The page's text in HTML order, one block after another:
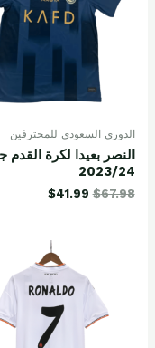
الدوري السعودي للمحترفين
النصر بعيدا لكرة
2023/24
$67.98
$41.99